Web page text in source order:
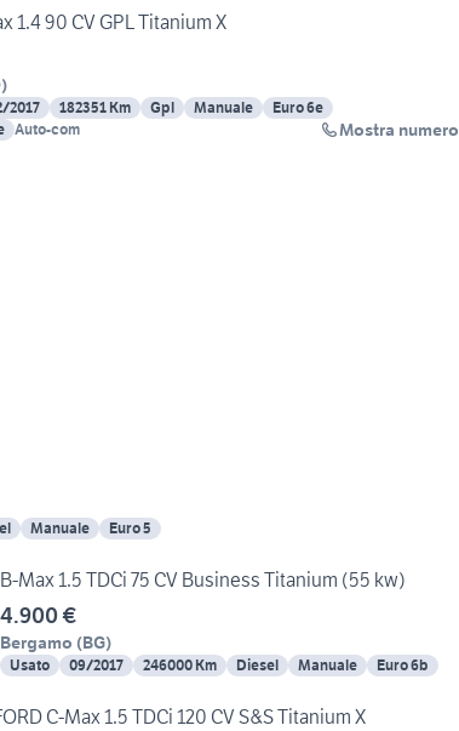
1.4 90 CV GPL Titanium X
)
2017 182351 Km Gpl Manuale
Euro 6e
Auto-com Mostra numero
Manuale Euro 5
B-Max 1.5 TDCi 75 CV Business Titanium (55 kw)
4.900 €
Bergamo (BG)
Usato 09/2017 246000 Km Diesel Manuale Euro 6b
C-Max 1.5 TDCi 120 CV S&S Titanium X